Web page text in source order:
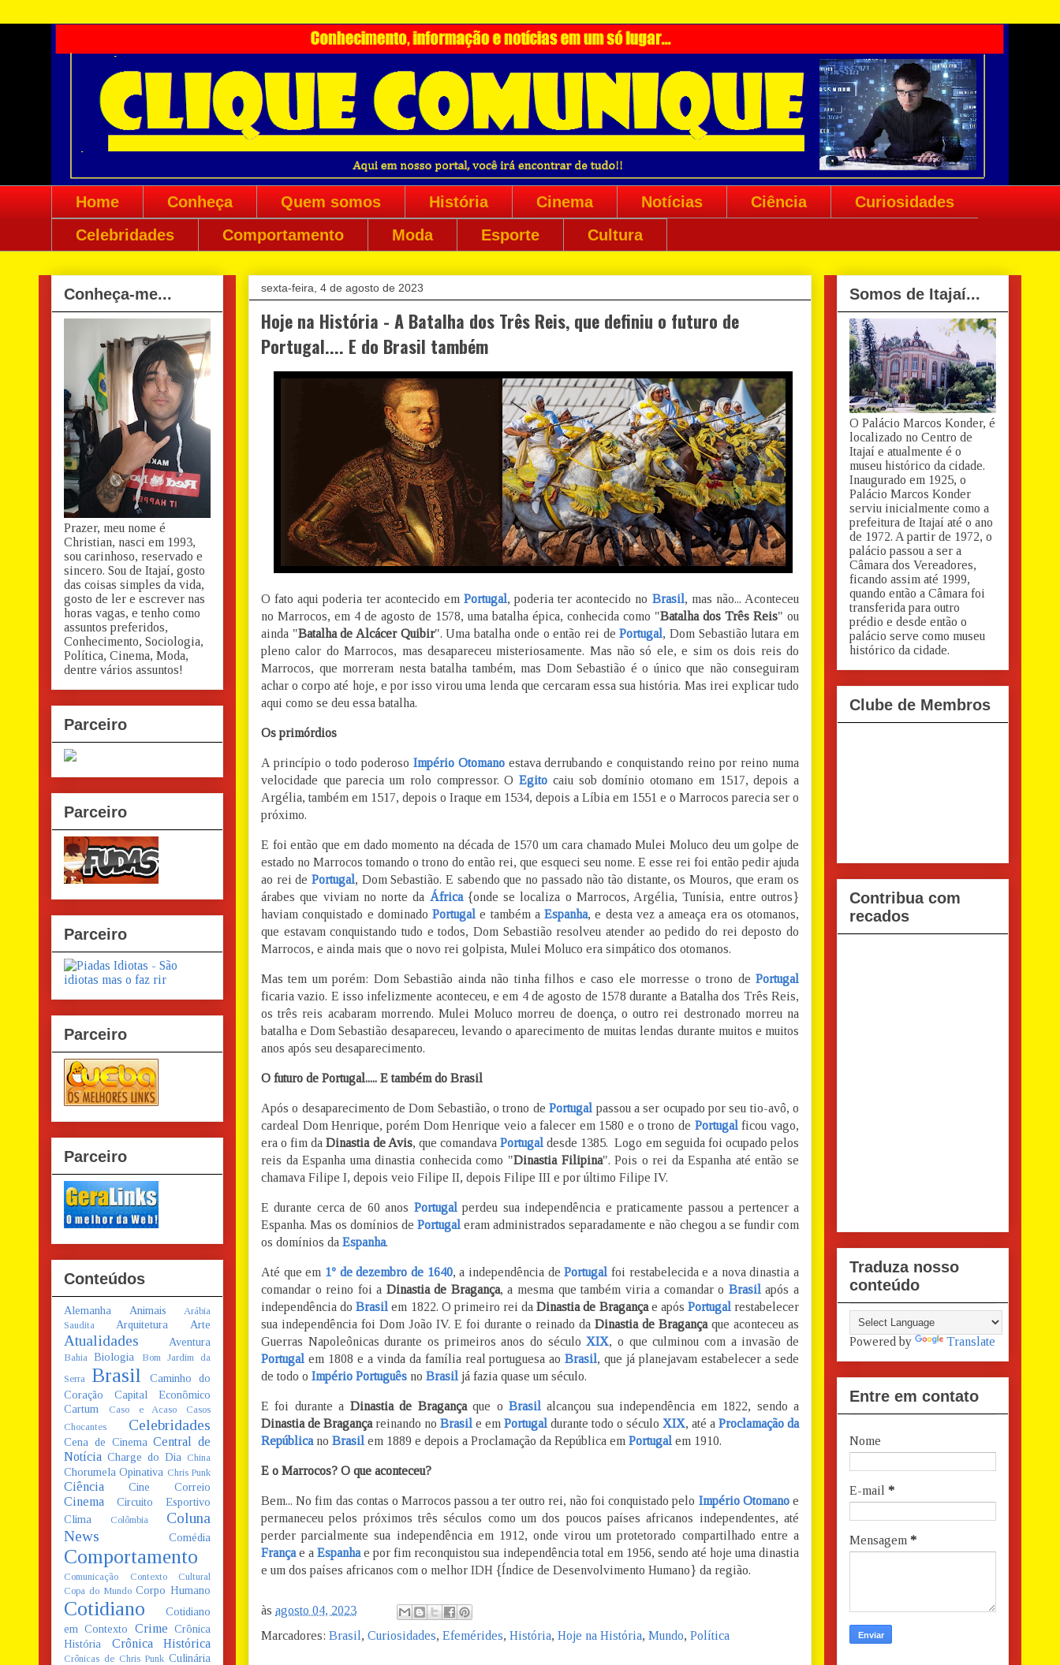
Home Conheça Quem somos História Cinema Notícias Ciência
Curiosidades
Celebridades
Comportamento Moda Esporte Cultura
sexta-feira, 4 de agosto de 2023
Hoje na História - A Batalha dos Três Reis, que definiu o futuro de
Portugal.... E do Brasil também
O fato aqui poderia ter acontecido em Portugal , poderia ter acontecido no Brasil , mas não... Aconteceu
no Marrocos, em 4 de agosto de 1578, uma batalha épica, conhecida como "Batalha dos Três Reis" ou
ainda "Batalha de Alcácer Quibir". Uma batalha onde o então rei dePortugal , Dom Sebastião lutara em
pleno calor do Marrocos, mas desapareceu misteriosamente. Mas não só ele, e sim os dois reis do
Marrocos, que morreram nesta batalha também, mas Dom Sebastião é o único que não conseguiram
achar o corpo até hoje, e por isso virou uma lenda que cercaram essa sua história. Mas irei explicar tudo
aqui como se deu essa batalha.
Os primórdios
A princípio o todo poderoso Império Otomanoestava derrubando e conquistando reino por reino numa
velocidade que parecia um rolo compressor. OEgito caiu sob domínio otomano em 1517, depois a
Argélia, também em 1517, depois o Iraque em 1534, depois a Líbia em 1551 e o Marrocos parecia ser o
próximo.
E foi então que em dado momento na década de 1570 um cara chamado Mulei Moluco deu um golpe de
estado no Marrocos tomando o trono do então rei, que esqueci seu nome. E esse rei foi então pedir ajuda
ao rei de Portugal , Dom Sebastião. E sabendo que no passado não tão distante, os Mouros, que eram os
árabes que viviam no norte da África{onde se localiza o Marrocos, Argélia, Tunísia, entre outros}
haviam conquistado e dominado Portugale também a Espanha, e desta vez a ameaça era os otomanos,
que estavam conquistando tudo e todos, Dom Sebastião resolveu atender ao pedido do rei deposto do
Marrocos, e ainda mais que o novo rei golpista, Mulei Moluco era simpático dos otomanos.
Mas tem um porém: Dom Sebastião ainda não tinha filhos e caso ele morresse o trono de Portugal
ficaria vazio. E isso infelizmente aconteceu, e em 4 de agosto de 1578 durante a Batalha dos Três Reis,
os três reis acabaram morrendo. Mulei Moluco morreu de doença, o outro rei destronado morreu na
batalha e Dom Sebastião desapareceu, levando o aparecimento de muitas lendas durante muitos e muitos
anos após seu desaparecimento.
O futuro de Portugal..... E também do Brasil
Após o desaparecimento de Dom Sebastião, o trono de Portugal passou a ser ocupado por seu tio-avô, o
cardeal Dom Henrique, porém Dom Henrique veio a falecer em 1580 e o trono de Portugal ficou vago,
era o fim daDinastia de Avis, que comandavaPortugal desde 1385. Logo em seguida foi ocupado pelos
reis da Espanha uma dinastia conhecida como "Dinastia Filipina". Pois o rei da Espanha até então se
chamava Filipe I, depois veio Filipe II, depois Filipe III e por último Filipe IV.
E durante cerca de 60 anos Portugal perdeu sua independência e praticamente passou a pertencer a
Espanha. Mas os domínios de Portugal eram administrados separadamente e não chegou a se fundir com
os domínios da Espanha.
Até que em 1º de dezembro de 1640, a independência dePortugal foi restabelecida e a nova dinastia a
comandar o reino foi a Dinastia de Bragança, a mesma que também viria a comandar o Brasil após a
independência doBrasilem 1822. O primeiro rei daDinastia de Bragançae após Portugal restabelecer
sua independência foi Dom João IV. E foi durante o reinado daDinastia de Bragança que aconteceu as
Guerras Napoleônicas durante os primeiros anos do século XIX, o que culminou com a invasão de
Portugal em 1808 e a vinda da família real portuguesa aoBrasil , que já planejavam estabelecer a sede
de todo o Império Português no Brasil já fazia quase um século.
E foi durante a Dinastia de Bragançaque o Brasil alcançou sua independência em 1822, sendo a
Dinastia de Bragança reinando no Brasil e em Portugal durante todo o século XIX, até a Proclamação da
República no Brasil em 1889 e depois a Proclamação da República em Portugal em 1910.
E o Marrocos? O que aconteceu?
Bem... No fim das contas o Marrocos passou a ter outro rei, não foi conquistado pelo Império Otomanoe
permaneceu pelos próximos três séculos como um dos poucos países africanos independentes, até
perder parcialmente sua independência em 1912, onde virou um protetorado compartilhado entre a
Françae aEspanha e por fim reconquistou sua independência total em 1956, sendo até hoje uma dinastia
e um dos países africanos com o melhor IDH {Índice de Desenvolvimento Humano} da região.
às agosto 04, 2023
Marcadores: Brasil , Curiosidades, Efemérides, História, Hoje na História, Mundo, Política
Conheça-me...
Prazer, meu nome é
Christian, nasci em 1993,
sou carinhoso, reservado e
sincero. Sou de Itajaí, gosto
das coisas simples da vida,
gosto de ler e escrever nas
horas vagas, e tenho como
assuntos preferidos,
Conhecimento, Sociologia,
Política, Cinema, Moda,
dentre vários assuntos!
Parceiro
Parceiro
Parceiro
Parceiro
Parceiro
Conteúdos
Alemanha Animais
Arábia
Saudita
Arquitetura Arte
Atualidades Aventura
Bahia Biologia
Bom Jardim da
Serra
Brasil
Caminho do
Coração
Capital Econômico
Cartum
Caso e Acaso
Casos
Chocantes
Celebridades
Cena de Cinema Central de
Notícia Charge do Dia China
Chorumela Opinativa Chris Punk
Ciência Cine Correio
Cinema
Circuito Esportivo
Clima
Colômbia
Coluna
News
Comédia
Comportamento
Comunicação
Contexto Cultural
Copa do Mundo Corpo Humano
Cotidiano
Cotidiano
em Contexto
Crime Crônica
História
Crônica Histórica
Crônicas de Chris Punk Culinária
Somos de Itajaí...
O Palácio Marcos Konder, é
localizado no Centro de
Itajaí e atualmente é o
museu histórico da cidade.
Inaugurado em 1925, o
Palácio Marcos Konder
serviu inicialmente como a
prefeitura de Itajaí até o ano
de 1972. A partir de 1972, o
palácio passou a ser a
Câmara dos Vereadores,
ficando assim até 1999,
quando então a Câmara foi
transferida para outro
prédio e desde então o
palácio serve como museu
histórico da cidade.
Clube de Membros
Contribua com
recados
Traduza nosso
conteúdo
Powered by Translate
Entre em contato
Nome
E-mail *
Mensagem *